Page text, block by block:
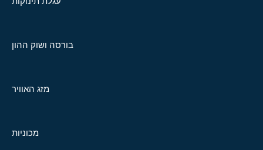
בורסה ושוק ההון
מזג האוויר
מכוניות